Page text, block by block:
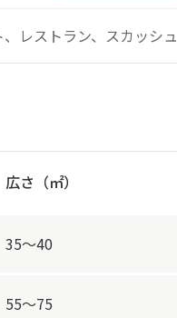
レストラン、スカッシュ
広さ（㎡）
35～40
55～75